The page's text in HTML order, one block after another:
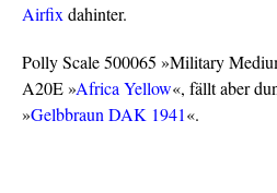
Airfix dahinter.
Polly Scale 500065 »Military
A20E »Africa Yellow«, fällt aber
»Gelbbraun DAK 1941«.